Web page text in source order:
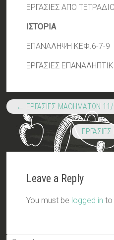
ΕΡΓΑΣΙΕΣ ΑΠΟ
ΙΣΤΟΡΙΑ
ΕΠΑΝΑΛΗΨΗ ΚΕΦ.6-7-9
ΕΡΓΑΣΙΕΣ
← ΕΡΓΑΣΙΕΣ ΜΑΘΗΜΑΤΩΝ
Leave a Reply
You must be logged in to